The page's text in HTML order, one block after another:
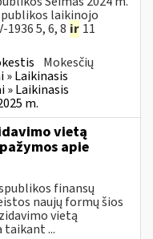
laikinojo
5, 6, 8 ir 11
Mokesčių
Laikinasis
» Laikinasis
m.
vietą
pažymos apie
finansų
naujų formų šios
vietą
...